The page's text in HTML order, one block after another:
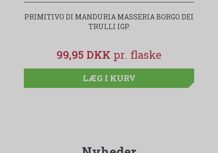
PRIMITIVO DI MANDURIA MASSERIA BORGO DEI
TRULLI IGP.
99,95 DKK
LÆG I KURV